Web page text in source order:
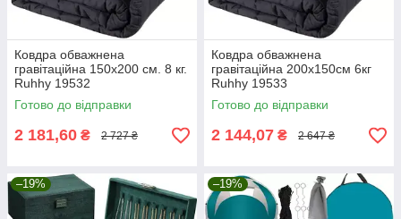
Ковдра обважнена
гравітаційна 150х200 см. 8 кг.
Ruhhy 19532
Готово до відправки
2 181,60 ₴ 2 727 ₴
Ковдра обважнена
гравітаційна 200х150см 6кг
Ruhhy 19533
Готово до відправки
2 144,07 ₴ 2 647 ₴
–19% –19%